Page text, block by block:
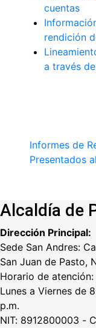
cuentas
rendición
a través
Informes de
Presentados
Alcaldía de
Dirección Principal:
Sede San Andres:
San Juan de Pasto,
Horario de atención:
Lunes a Viernes de
p.m.
NIT: 8912800003 -